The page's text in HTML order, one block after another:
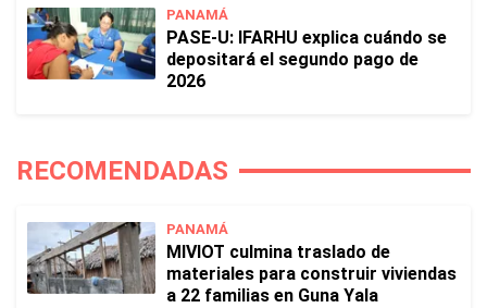
PANAMÁ
PASE-U: IFARHU explica cuándo se
depositará el segundo pago de
2026
RECOMENDADAS
PANAMÁ
MIVIOT culmina traslado de
materiales para construir viviendas
a 22 familias en Guna Yala